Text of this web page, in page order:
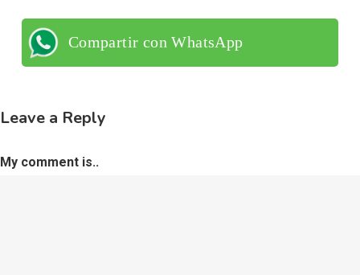
Compartir con WhatsApp
Leave a Reply
My comment is..